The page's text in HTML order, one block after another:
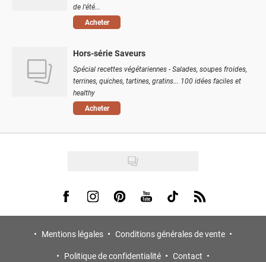
de l'été...
Acheter
Hors-série Saveurs
Spécial recettes végétariennes - Salades, soupes froides,
terrines, quiches, tartines, gratins... 100 idées faciles et
healthy
Acheter
Visit us on Facebook
Visit us on Instagram
Visit us on Pinterest
Visit us on Youtube
Visit us on Tiktok
Visit us on Rss
Mentions légales
Conditions générales de vente
Politique de confidentialité
Contact